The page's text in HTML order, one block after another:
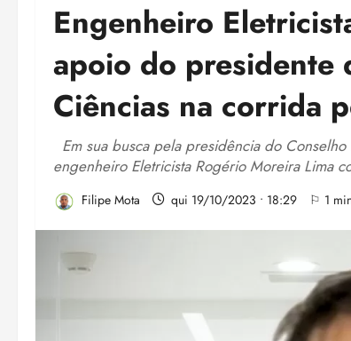
Engenheiro
apoio do presidente
Ciências na corrida
Em sua busca pela presidência do
engenheiro Eletricista Rogério Moreira Lima
Filipe Mota qui 19/10/2023 • 18:29 ⚐ 1